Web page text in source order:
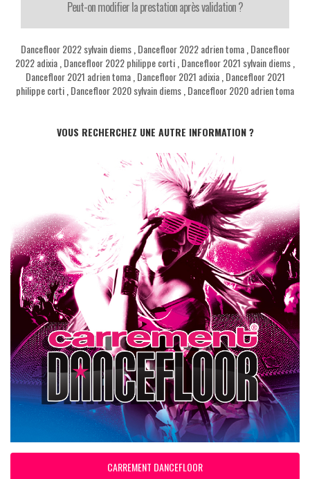
Peut-on modifier la prestation après validation ?
Dancefloor 2022 sylvain diems, Dancefloor 2022 adrien toma, Dancefloor
2022 adixia Dancefloor 2022 philippe corti Dancefloor 2021 sylvain diems
Dancefloor 2021 adrien toma, Dancefloor 2021 adixia, Dancefloor 2021
philippe corti Dancefloor 2020 sylvain diems Dancefloor 2020 adrien toma
VOUS RECHERCHEZ UNE AUTRE INFORMATION ?
CARREMENT DANCEFLOOR